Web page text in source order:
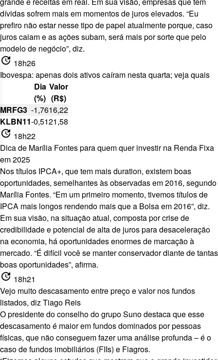
dívidas sofrem mais em momentos de juros elevados. “Eu
prefiro não estar nesse tipo de papel atualmente porque, caso
juros caiam e as ações subam, será mais por sorte que pelo
modelo de negócio”, diz.
update 18h26
Ibovespa: apenas dois ativos caíram nesta quarta; veja quais
Dia
(%)
Valor
(R$)
MRFG3 -1,7616,22
KLBN11-0,5121,58
update 18h22
Dica de Marília Fontes para quem quer investir na Renda Fixa
em 2025
Nos títulos IPCA+, que tem mais duration, existem boas
oportunidades, semelhantes às observadas em 2016, segundo
Marília Fontes. “Em um primeiro momento, tivemos títulos de
IPCA mais longos rendendo mais que a Bolsa em 2016”, diz.
Em sua visão, na situação atual, composta por crise de
credibilidade e potencial de alta de juros para desaceleração
na economia, há oportunidades enormes de marcação à
mercado. “É difícil você se manter conservador diante de tantas
boas oportunidades”, afirma.
update 18h21
Vejo muito descasamento entre preço e valor nos fundos
listados, diz Tiago Reis
O presidente do conselho do grupo Suno destaca que esse
descasamento é maior em fundos dominados por pessoas
físicas, que não conseguem fazer uma análise profunda – é o
caso de fundos imobiliários (FIIs) e Fiagros.